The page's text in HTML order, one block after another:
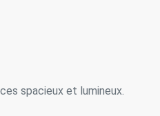
spacieux et lumineux.